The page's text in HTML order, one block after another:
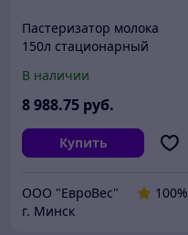
Пастеризатор молока
150л стационарный
В наличии
8 988.75 руб.
Купить
ООО "ЕвроВес"
100%
г. Минск